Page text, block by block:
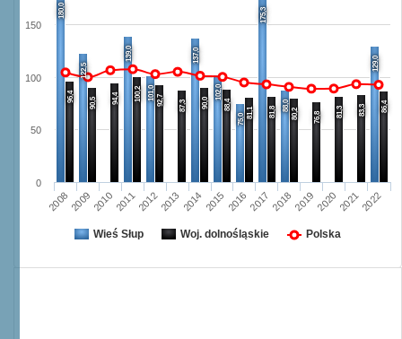
180,0
122,5
139,0
101,0
137,0
102,0
75,0
175,3
88,0
129,0
96,4 90,5 94,4 100,2 92,7 87,3 90,0 88,4
81,1 81,8 80,2 76,8 81,3 83,3 86,4
200820092010201120122013 2014 2015 20162017 20182019202020212022
0
50
100
150
Wieś Słup Woj. dolnośląskie Polska